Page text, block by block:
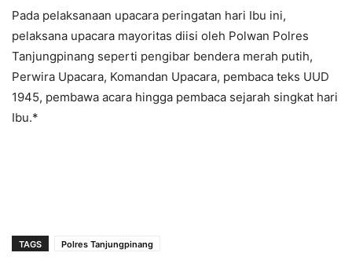
Pada pelaksanaan upacara peringatan hari Ibu ini,
pelaksana upacara mayoritas diisi oleh Polwan Polres
Tanjungpinang seperti pengibar bendera merah putih,
Perwira Upacara, Komandan Upacara, pembaca teks UUD
1945, pembawa acara hingga pembaca sejarah singkat hari
Ibu.*
TAGS Polres Tanjungpinang